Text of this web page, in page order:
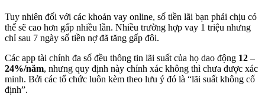
Tuy nhiên đối với các khoản vay online, số tiền lãi bạn phải chịu có
thể sẽ cao hơn gấp nhiều lần. Nhiều trường hợp vay 1 triệu nhưng
chỉ sau 7 ngày số tiền nợ đã tăng gấp đôi.
Các app tài chính đa số đều thông tin lãi suất của họ dao động 12 –
24%/năm, nhưng quy định này chính xác không thì chưa được xác
minh. Bởi các tổ chức luôn kèm theo lưu ý đó là “lãi suất không cố
định”.